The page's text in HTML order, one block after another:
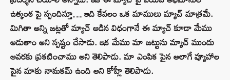
ఉత్కంఠ పై స్పందిస్తూ… ఇది కేవలం ఒక మాములు మ్యాచ్ మాత్రమే.
మిగితా అన్ని జట్లతో మ్యాచ్ ఆడిన విధంగానే ఈ మ్యాచ్ కూడా మేము
ఆడుతాం అని స్పష్టం చేసాడు. ఇక మేము మా జట్టును మ్యాచ్ ముందు
ఆవరకు ప్రకటించాము అని తెలిపాడు. మా ఎంపిక పైన అలాగే వ్యూహాల
పైన మాకు నామకమ్ ఉంది అని కోహ్లీ తెలిపాడు.